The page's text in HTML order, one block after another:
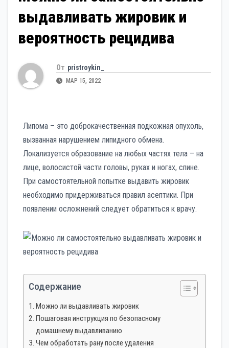
выдавливать жировик и
вероятность рецидива
От pristroykin_
МАР 15, 2022
Липома – это доброкачественная подкожная опухоль,
вызванная нарушением липидного обмена.
Локализуется образование на любых частях тела – на
лице, волосистой части головы, руках и ногах, спине.
При самостоятельной попытке выдавить жировик
необходимо придерживаться правил асептики. При
появлении осложнений следует обратиться к врачу.
Содержание
Можно ли выдавливать жировик
Пошаговая инструкция по безопасному
домашнему выдавливанию
Чем обработать рану после удаления